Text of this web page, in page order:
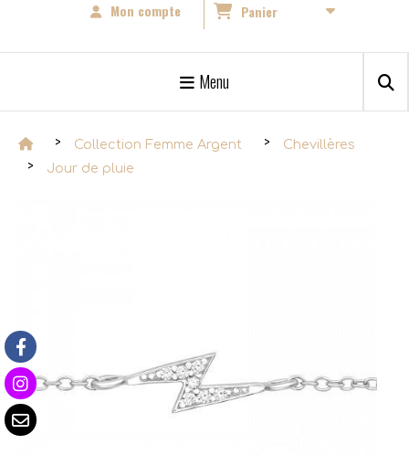
Mon compte Panier
Menu
Collection Femme Argent
Chevillères
Jour de pluie